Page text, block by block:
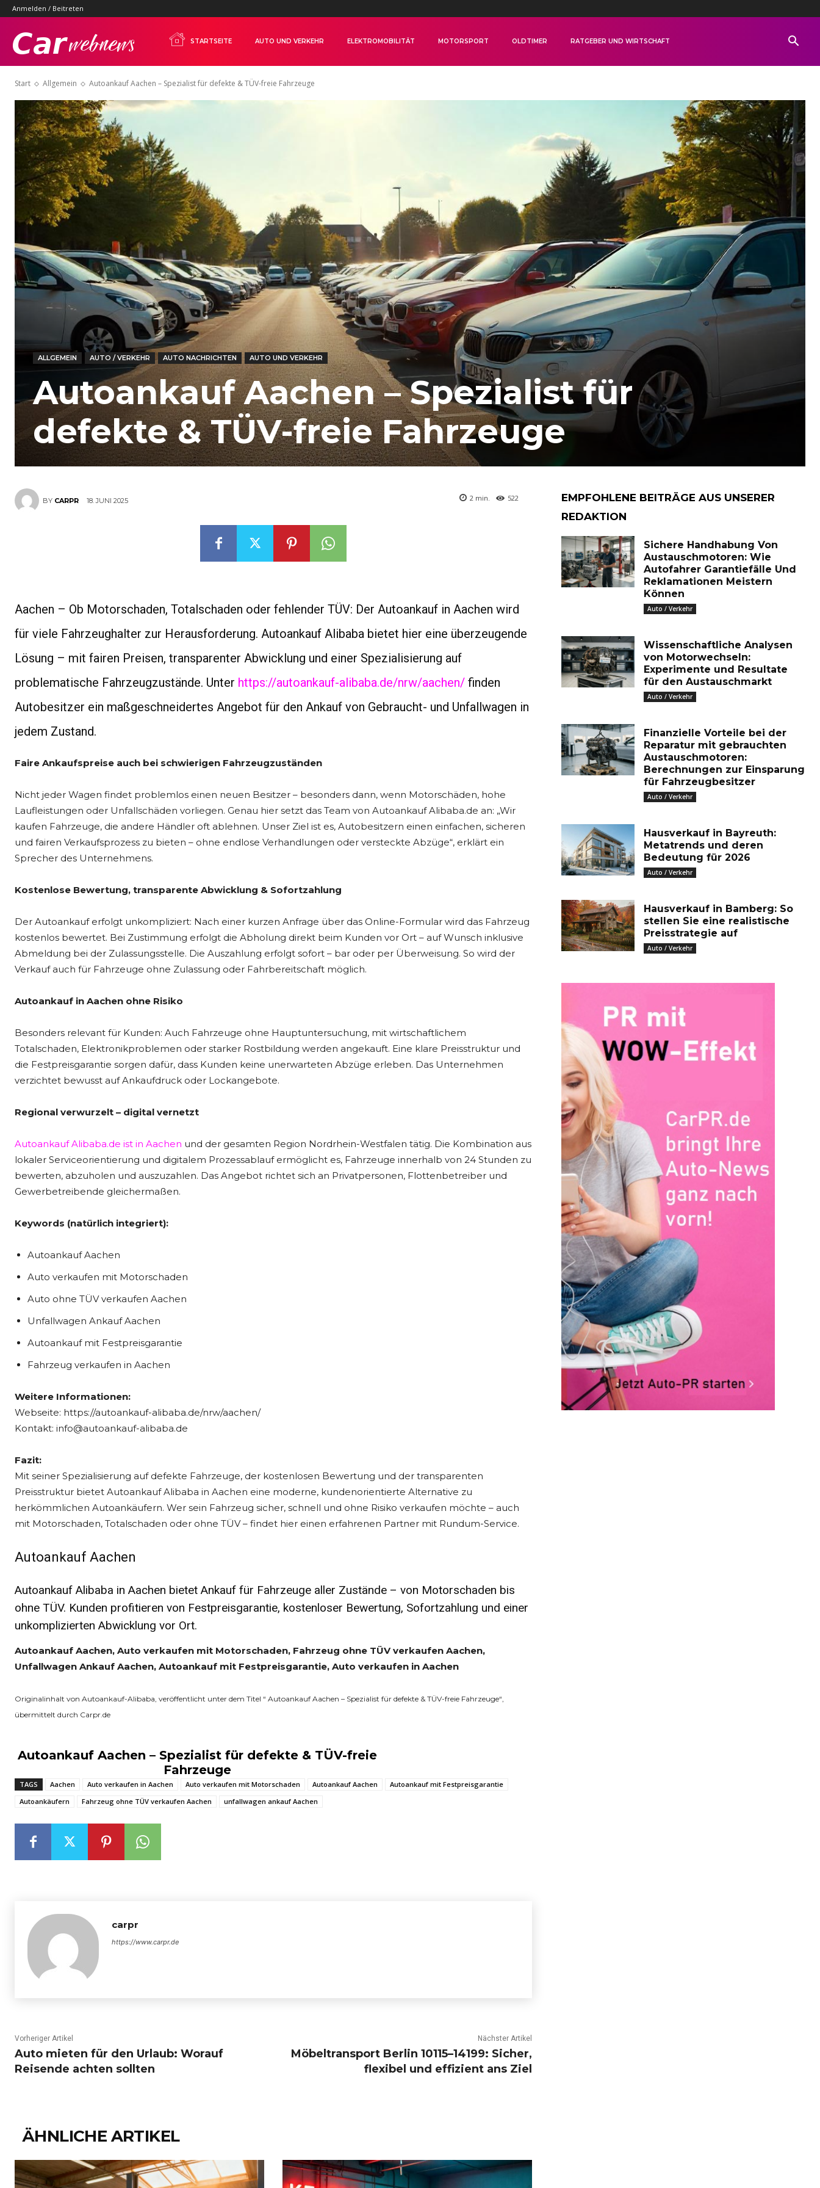
Anmelden / Beitreten
Carwebnews.comSTARTSEITE AUTO UND VERKEHR ELEKTROMOBILITÄT MOTORSPORT OLDTIMER RATGEBER UND WIRTSCHAFT
Start Allgemein Autoankauf Aachen – Spezialist für defekte & TÜV-freie Fahrzeuge
ALLGEMEIN AUTO / VERKEHR AUTO NACHRICHTEN AUTO UND VERKEHR
Autoankauf Aachen – Spezialist für
defekte & TÜV-freie Fahrzeuge
BY CARPR 18. JUNI 2025 522
2 min.
Aachen – Ob Motorschaden, Totalschaden oder fehlender TÜV: Der Autoankauf in Aachen wird
für viele Fahrzeughalter zur Herausforderung. Autoankauf Alibaba bietet hier eine überzeugende
Lösung – mit fairen Preisen, transparenter Abwicklung und einer Spezialisierung auf
problematische Fahrzeugzustände. Unter https://autoankauf-alibaba.de/nrw/aachen/ finden
Autobesitzer ein maßgeschneidertes Angebot für den Ankauf von Gebraucht- und Unfallwagen in
jedem Zustand.
Faire Ankaufspreise auch bei schwierigen Fahrzeugzuständen
Nicht jeder Wagen findet problemlos einen neuen Besitzer – besonders dann, wenn Motorschäden, hohe
Laufleistungen oder Unfallschäden vorliegen. Genau hier setzt das Team von Autoankauf Alibaba.de an: „Wir
kaufen Fahrzeuge, die andere Händler oft ablehnen. Unser Ziel ist es, Autobesitzern einen einfachen, sicheren
und fairen Verkaufsprozess zu bieten – ohne endlose Verhandlungen oder versteckte Abzüge“, erklärt ein
Sprecher des Unternehmens.
Kostenlose Bewertung, transparente Abwicklung & Sofortzahlung
Der Autoankauf erfolgt unkompliziert: Nach einer kurzen Anfrage über das Online-Formular wird das Fahrzeug
kostenlos bewertet. Bei Zustimmung erfolgt die Abholung direkt beim Kunden vor Ort – auf Wunsch inklusive
Abmeldung bei der Zulassungsstelle. Die Auszahlung erfolgt sofort – bar oder per Überweisung. So wird der
Verkauf auch für Fahrzeuge ohne Zulassung oder Fahrbereitschaft möglich.
Autoankauf in Aachen ohne Risiko
Besonders relevant für Kunden: Auch Fahrzeuge ohne Hauptuntersuchung, mit wirtschaftlichem
Totalschaden, Elektronikproblemen oder starker Rostbildung werden angekauft. Eine klare Preisstruktur und
die Festpreisgarantie sorgen dafür, dass Kunden keine unerwarteten Abzüge erleben. Das Unternehmen
verzichtet bewusst auf Ankaufdruck oder Lockangebote.
Regional verwurzelt – digital vernetzt
Autoankauf Alibaba.de ist in Aachen und der gesamten Region Nordrhein-Westfalen tätig. Die Kombination aus
lokaler Serviceorientierung und digitalem Prozessablauf ermöglicht es, Fahrzeuge innerhalb von 24 Stunden zu
bewerten, abzuholen und auszuzahlen. Das Angebot richtet sich an Privatpersonen, Flottenbetreiber und
Gewerbetreibende gleichermaßen.
Keywords (natürlich integriert):
Autoankauf Aachen
Auto verkaufen mit Motorschaden
Auto ohne TÜV verkaufen Aachen
Unfallwagen Ankauf Aachen
Autoankauf mit Festpreisgarantie
Fahrzeug verkaufen in Aachen
Weitere Informationen:
Webseite: https://autoankauf-alibaba.de/nrw/aachen/
Kontakt: info@autoankauf-alibaba.de
Fazit:
Mit seiner Spezialisierung auf defekte Fahrzeuge, der kostenlosen Bewertung und der transparenten
Preisstruktur bietet Autoankauf Alibaba in Aachen eine moderne, kundenorientierte Alternative zu
herkömmlichen Autoankäufern. Wer sein Fahrzeug sicher, schnell und ohne Risiko verkaufen möchte – auch
mit Motorschaden, Totalschaden oder ohne TÜV – findet hier einen erfahrenen Partner mit Rundum-Service.
Autoankauf Aachen
Autoankauf Alibaba in Aachen bietet Ankauf für Fahrzeuge aller Zustände – von Motorschaden bis
ohne TÜV. Kunden profitieren von Festpreisgarantie, kostenloser Bewertung, Sofortzahlung und einer
unkomplizierten Abwicklung vor Ort.
Autoankauf Aachen, Auto verkaufen mit Motorschaden, Fahrzeug ohne TÜV verkaufen Aachen,
Unfallwagen Ankauf Aachen, Autoankauf mit Festpreisgarantie, Auto verkaufen in Aachen
Originalinhalt von Autoankauf-Alibaba, veröffentlicht unter dem Titel “ Autoankauf Aachen – Spezialist für defekte & TÜV-freie Fahrzeuge“,
übermittelt durch Carpr.de
Autoankauf Aachen – Spezialist für defekte & TÜV-freie
Fahrzeuge
TAGS Aachen Auto verkaufen in Aachen Auto verkaufen mit Motorschaden Autoankauf Aachen
Autoankauf mit Festpreisgarantie
Autoankäufern
Fahrzeug ohne TÜV verkaufen Aachen unfallwagen ankauf Aachen
carpr
https://www.carpr.de
Vorheriger Artikel
Auto mieten für den Urlaub: Worauf
Reisende achten sollten
Nächster Artikel
Möbeltransport Berlin 10115–14199: Sicher,
flexibel und effizient ans Ziel
ÄHNLICHE ARTIKEL
EMPFOHLENE BEITRÄGE AUS UNSERER
REDAKTION
Sichere Handhabung Von
Austauschmotoren: Wie
Autofahrer Garantiefälle Und
Reklamationen Meistern
Können
Auto / Verkehr
Wissenschaftliche Analysen
von Motorwechseln:
Experimente und Resultate
für den Austauschmarkt
Auto / Verkehr
Finanzielle Vorteile bei der
Reparatur mit gebrauchten
Austauschmotoren:
Berechnungen zur Einsparung
für Fahrzeugbesitzer
Auto / Verkehr
Hausverkauf in Bayreuth:
Metatrends und deren
Bedeutung für 2026
Auto / Verkehr
Hausverkauf in Bamberg: So
stellen Sie eine realistische
Preisstrategie auf
Auto / Verkehr